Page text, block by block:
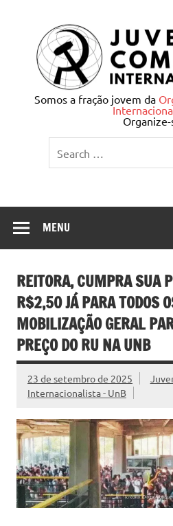
Somos a fração jovem da
Organize-
MENU
REITORA, CUMPRA SUA
R$2,50 JÁ PARA TODOS
MOBILIZAÇÃO GERAL
PREÇO DO RU NA UNB
23 de setembro de 2025
Internacionalista - UnB